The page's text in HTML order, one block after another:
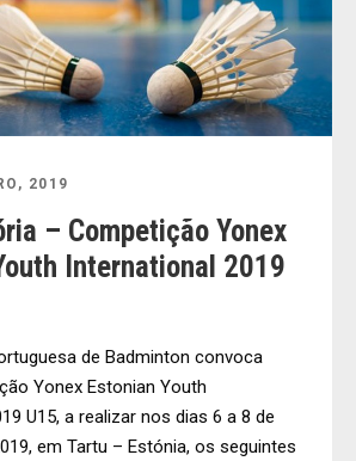
2019
– Competição Yonex
International 2019
de Badminton convoca
Yonex Estonian Youth
U15, a realizar nos dias 6 a 8 de
em Tartu – Estónia, os seguintes